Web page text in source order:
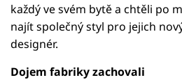
každý ve svém bytě a chtěli po
najít společný styl pro jejich
designér.
Dojem fabriky zachovali